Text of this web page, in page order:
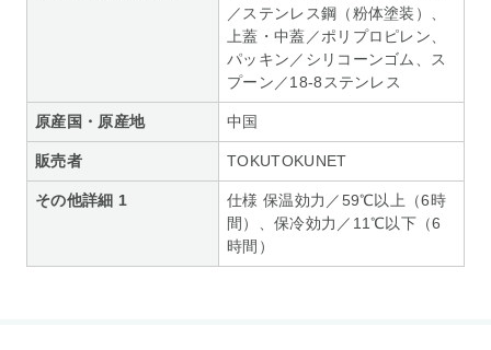
／ステンレス鋼（粉体塗装）、
上蓋・中蓋／ポリプロピレン、
パッキン／シリコーンゴム、ス
プーン／18-8ステンレス
原産国・原産地 中国
販売者 TOKUTOKUNET
その他詳細 1
仕様 保温効力／59℃以上（6時
間）、保冷効力／11℃以下（6
時間）